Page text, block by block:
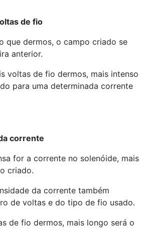
de fio
que dermos, o campo criado se
anterior.
voltas de fio dermos, mais intenso
para uma determinada corrente
corrente
for a corrente no solenóide, mais
criado.
da corrente também
de voltas e do tipo de fio usado.
de fio dermos, mais longo será o